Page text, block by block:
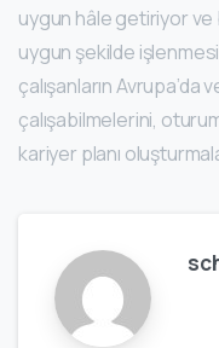
uygun hâle getiriyor
uygun şekilde
çalışanların
çalışabilmelerini,
kariyer planı